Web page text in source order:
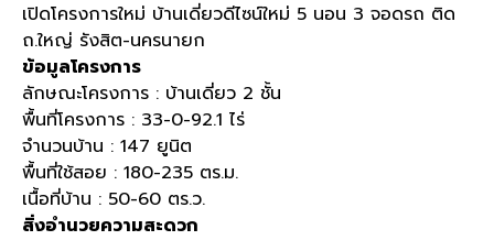
เปิดโครงการใหม่ บ้านเดี่ยวดีไซน์ใหม่ 5 นอน 3 จอดรถ ติด
ถ.ใหญ่ รังสิต-นครนายก
ข้อมูลโครงการ
ลักษณะโครงการ : บ้านเดี่ยว 2 ชั้น
พื้นที่โครงการ : 33-0-92.1 ไร่
จำนวนบ้าน : 147 ยูนิต
พื้นที่ใช้สอย : 180-235 ตร.ม.
เนื้อที่บ้าน : 50-60 ตร.ว.
สิ่งอำนวยความสะดวก